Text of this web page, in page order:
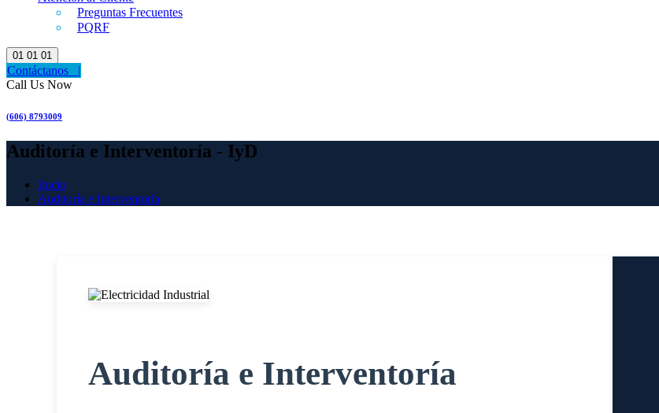
Preguntas Frecuentes
PQRF
01 01 01
Contáctanos |
Call Us Now
(606) 8793009
Auditoría e Interventoría - IyD
Inicio
Auditoría e Interventoría
Auditoría e Interventoría